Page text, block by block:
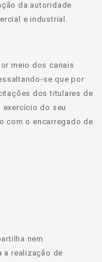
da autoridade
e industrial.
meio dos canais
se que por
dos titulares de
exercício do seu
com o encarregado de
nem
a realização de